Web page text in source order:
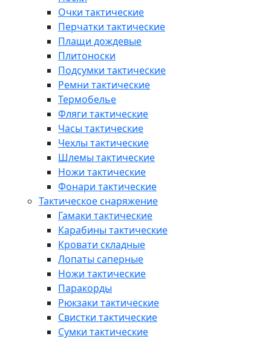
Очки тактические
Перчатки тактические
Плащи дождевые
Плитоноски
Подсумки тактические
Ремни тактические
Термобелье
Фляги тактические
Часы тактические
Чехлы тактические
Шлемы тактические
Ножи тактические
Фонари тактические
Тактическое снаряжение
Гамаки тактические
Карабины тактические
Кровати складные
Лопаты саперные
Ножи тактические
Паракорды
Рюкзаки тактические
Свистки тактические
Сумки тактические